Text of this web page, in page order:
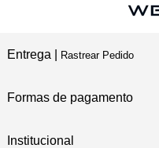
Entrega | Rastrear Pedido
Formas de pagamento
Institucional